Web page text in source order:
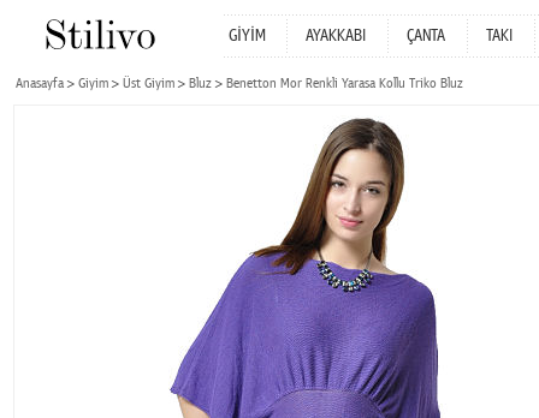
GİYİM AYAKKABI ÇANTA TAKI
Anasayfa Giyim Üst Giyim Bluz Benetton Mor Renkli Yarasa Kollu Triko Bluz